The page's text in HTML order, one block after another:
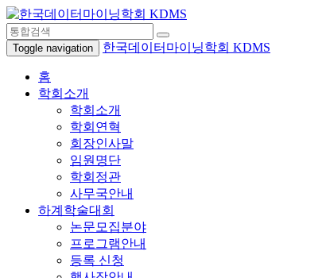
Toggle navigation 한국데이터마이닝학회 KDMS
홈
학회소개
학회소개
학회연혁
회장인사말
임원명단
학회정관
사무국안내
하계학술대회
논문모집분야
프로그램안내
등록 신청